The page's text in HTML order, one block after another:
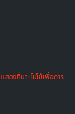
ดงที่มา-ไม่ใช้เพื่อการ